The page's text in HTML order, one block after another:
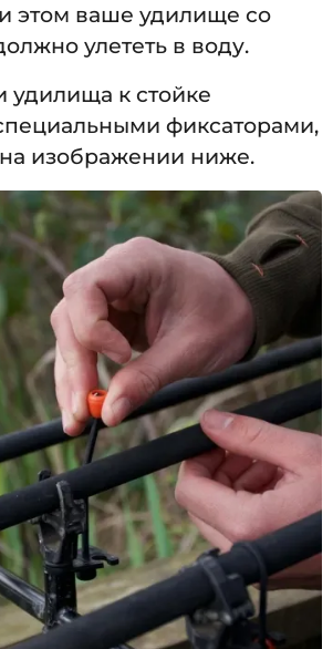
этом ваше удилище со
улететь в воду.
удилища к стойке
фиксаторами,
на изображении ниже.